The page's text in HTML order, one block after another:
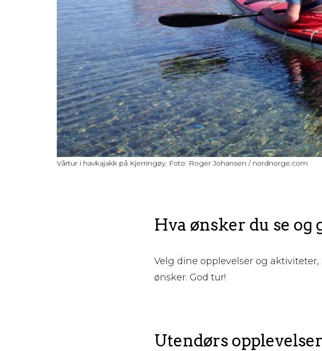
Vårtur i havkajakk på Kjerringøy. Foto: Roger Johansen / nordnorge.com
Hva ønsker du se og
Velg dine opplevelser og
ønsker. God tur!
Utendørs